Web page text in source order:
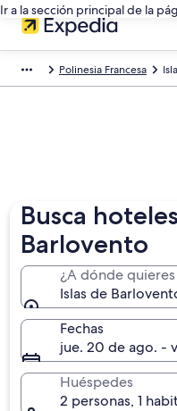
Ir a la sección principal de la
Polinesia Francesa
Busca
Barlovento
¿A dónde
Islas de
Fechas
jue. 20 de ago. -
Huéspedes
2 personas, 1